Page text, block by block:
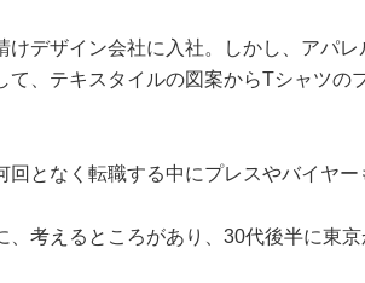
けデザイン会社に入社。しかし、アパ
て、テキスタイルの図案からTシャツの
となく転職する中にプレスやバイヤー
考えるところがあり、30代後半に東京